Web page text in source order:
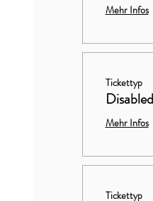
Mehr Infos
Tickettyp
Mehr Infos
Tickettyp